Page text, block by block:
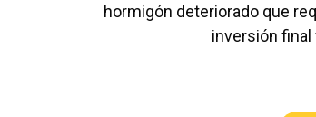
hormigón deteriorado que
inversión final